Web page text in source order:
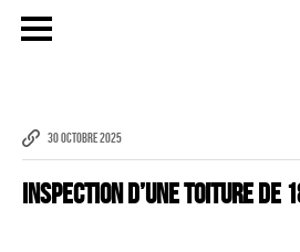
30 OCTOBRE 2025
Inspection d’une toiture de